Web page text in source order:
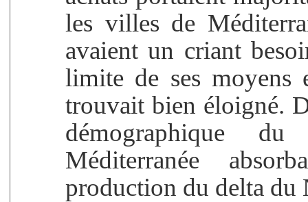
les villes de
avaient un criant
limite de ses moyens
trouvait bien éloigné.
démographique
Méditerranée
production du delta du